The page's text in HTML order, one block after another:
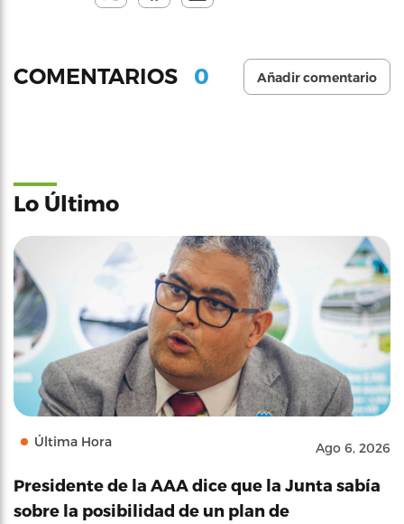
COMENTARIOS 0 Añadir comentario
Lo Último
Última Hora Ago 6, 2026
Presidente de la AAA dice que la Junta sabía
sobre la posibilidad de un plan de